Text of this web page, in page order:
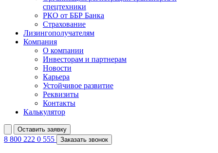
спецтехники
РКО от ББР Банка
Страхование
Лизингополучателям
Компания
О компании
Инвесторам и партнерам
Новости
Карьера
Устойчивое развитие
Реквизиты
Контакты
Калькулятор
Оставить заявку
8 800 222 0 555 Заказать звонок